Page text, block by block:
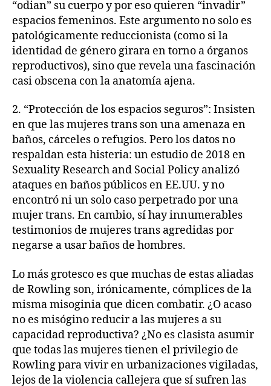
“odian” su cuerpo y por eso quieren “invadir”
espacios femeninos. Este argumento no solo es
patológicamente reduccionista (como si la
identidad de género girara en torno a órganos
reproductivos), sino que revela una fascinación
casi obscena con la anatomía ajena.
2. “Protección de los espacios seguros”: Insisten
en que las mujeres trans son una amenaza en
baños, cárceles o refugios. Pero los datos no
respaldan esta histeria: un estudio de 2018 en
Sexuality Research and Social Policy analizó
ataques en baños públicos en EE.UU. y no
encontró ni un solo caso perpetrado por una
mujer trans. En cambio, sí hay innumerables
testimonios de mujeres trans agredidas por
negarse a usar baños de hombres.
Lo más grotesco es que muchas de estas aliadas
de Rowling son, irónicamente, cómplices de la
misma misoginia que dicen combatir. ¿O acaso
no es misógino reducir a las mujeres a su
capacidad reproductiva? ¿No es clasista asumir
que todas las mujeres tienen el privilegio de
Rowling para vivir en urbanizaciones vigiladas,
lejos de la violencia callejera que sí sufren las